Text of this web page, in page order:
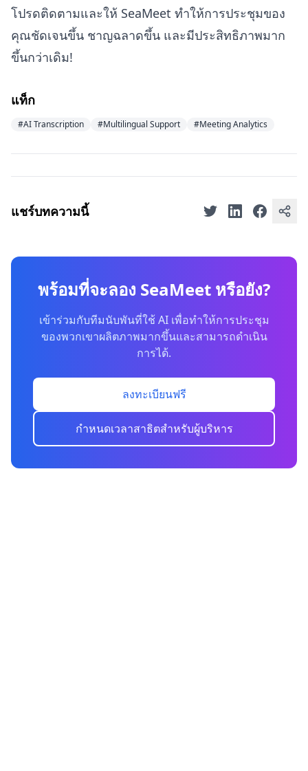
โปรดติดตามและให้ SeaMeet ทำให้การประชุมของ
คุณชัดเจนขึ้น ชาญฉลาดขึ้น และมีประสิทธิภาพมาก
ขึ้นกว่าเดิม!
แท็ก
#AI Transcription #Multilingual Support #Meeting Analytics
แชร์บทความนี้
พร้อมที่จะลอง SeaMeet หรือยัง?
เข้าร่วมกับทีมนับพันที่ใช้ AI เพื่อทำให้การประชุม
ของพวกเขาผลิตภาพมากขึ้นและสามารถดำเนิน
การได้.
ลงทะเบียนฟรี
กำหนดเวลาสาธิตสำหรับผู้บริหาร